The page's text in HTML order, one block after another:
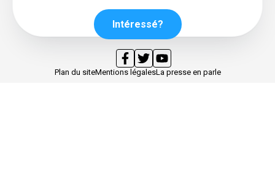
Intéressé?
Plan du siteMentions légalesLa presse en parle